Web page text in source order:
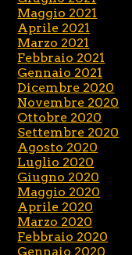
Maggio 2021
Aprile 2021
Marzo 2021
Febbraio 2021
Gennaio 2021
Dicembre 2020
Novembre 2020
Ottobre 2020
Settembre 2020
Agosto 2020
Luglio 2020
Giugno 2020
Maggio 2020
Aprile 2020
Marzo 2020
Febbraio 2020
Gennaio 2020